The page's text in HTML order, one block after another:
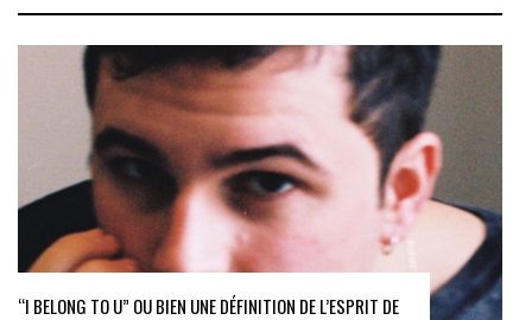
“I BELONG TO U” OU BIEN UNE DÉFINITION DE L’ESPRIT DE